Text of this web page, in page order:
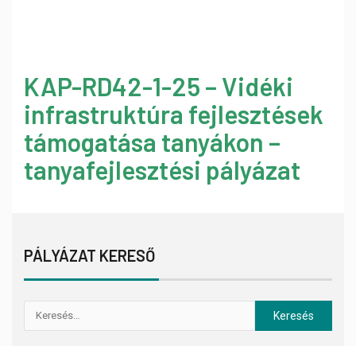
KAP-RD42-1-25 – Vidéki
infrastruktúra fejlesztések
támogatása tanyákon –
tanyafejlesztési pályázat
PÁLYÁZAT KERESŐ